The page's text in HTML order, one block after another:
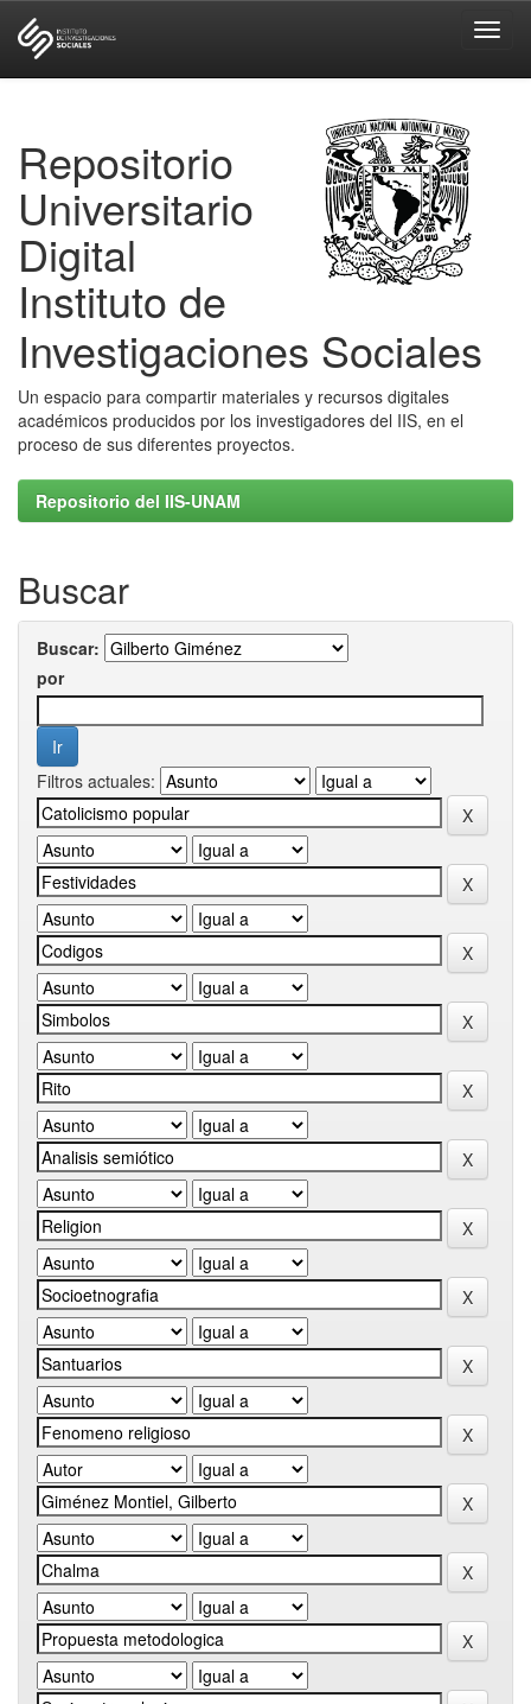
Repositorio
Universitario
Digital
Instituto de
Investigaciones Sociales
Un espacio para compartir materiales y recursos digitales
académicos producidos por los investigadores del IIS, en el
proceso de sus diferentes proyectos.
Repositorio del IIS-UNAM
Buscar
Buscar:
por
Filtros actuales: